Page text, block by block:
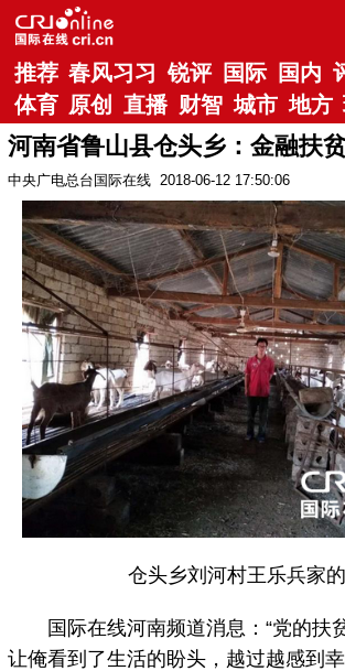
推荐 春风习习 锐评 国际 国内
体育 原创 直播 财智 城市 地方
河南省鲁山县仓头乡：金融扶
中央广电总台国际在线 2018-06-12 17:50:06
仓头乡刘河村王乐兵家
国际在线河南频道消息：“党的扶
让俺看到了生活的盼头，越过越感到